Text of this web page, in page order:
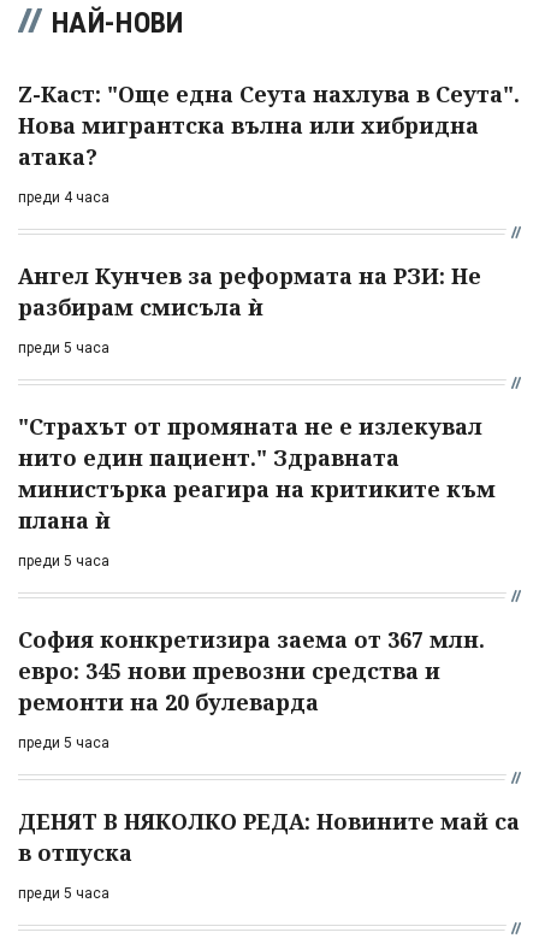
НАЙ-НОВИ
Z-Каст: "Още една Сеута нахлува в Сеута".
Нова мигрантска вълна или хибридна
атака?
преди 4 часа
Ангел Кунчев за реформата на РЗИ: Не
разбирам смисъла ѝ
преди 5 часа
"Страхът от промяната не е излекувал
нито един пациент." Здравната
министърка реагира на критиките към
плана ѝ
преди 5 часа
София конкретизира заема от 367 млн.
евро: 345 нови превозни средства и
ремонти на 20 булеварда
преди 5 часа
ДЕНЯТ В НЯКОЛКО РЕДА: Новините май са
в отпуска
преди 5 часа